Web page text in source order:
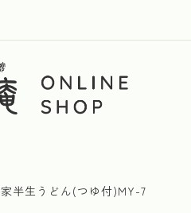
半生うどん(つゆ付)MY-7